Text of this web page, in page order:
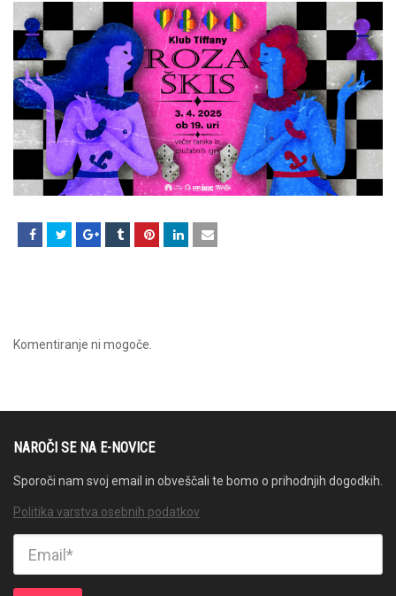
Komentiranje ni mogoče.
NAROČI SE NA E-NOVICE
Sporoči nam svoj email in obveščali te bomo o prihodnjih dogodkih.
Politika varstva osebnih podatkov